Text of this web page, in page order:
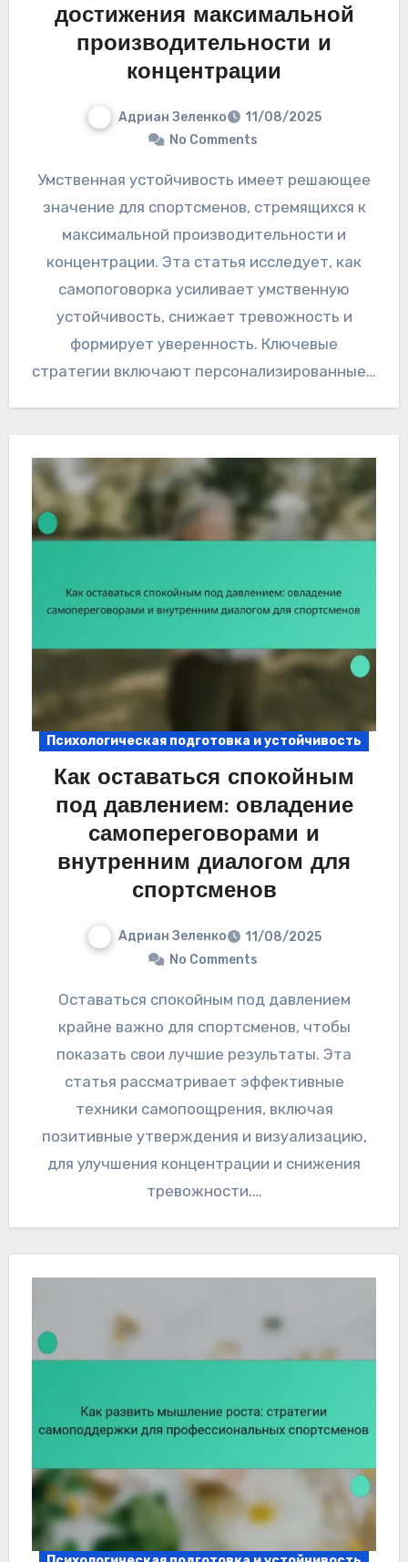
достижения максимальной
производительности и
концентрации
Адриан Зеленко
11/08/2025
No Comments
Умственная устойчивость имеет решающее
значение для спортсменов, стремящихся к
максимальной производительности и
концентрации. Эта статья исследует, как
самопоговорка усиливает умственную
устойчивость, снижает тревожность и
формирует уверенность. Ключевые
стратегии включают персонализированные…
Психологическая подготовка и устойчивость
Как оставаться спокойным
под давлением: овладение
самопереговорами и
внутренним диалогом для
спортсменов
Адриан Зеленко
11/08/2025
No Comments
Оставаться спокойным под давлением
крайне важно для спортсменов, чтобы
показать свои лучшие результаты. Эта
статья рассматривает эффективные
техники самопоощрения, включая
позитивные утверждения и визуализацию,
для улучшения концентрации и снижения
тревожности.…